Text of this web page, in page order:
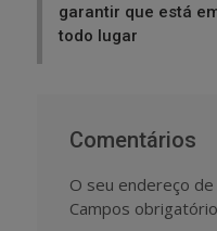
garantir que está
todo lugar
Comentários
O seu endereço
Campos